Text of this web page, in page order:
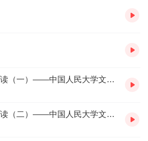
鲁迅《故事新编》导读（一）——中国人民大学文学院博士生 张朕
鲁迅《故事新编》导读（二）——中国人民大学文学院博士生 张朕